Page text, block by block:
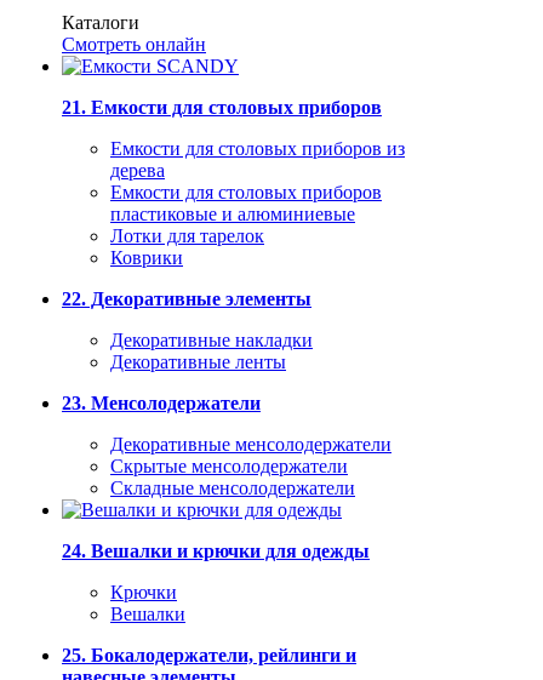
Каталоги
Смотреть онлайн
21. Емкости для столовых приборов
Емкости для столовых приборов из
дерева
Емкости для столовых приборов
пластиковые и алюминиевые
Лотки для тарелок
Коврики
22. Декоративные элементы
Декоративные накладки
Декоративные ленты
23. Менсолодержатели
Декоративные менсолодержатели
Скрытые менсолодержатели
Складные менсолодержатели
24. Вешалки и крючки для одежды
Крючки
Вешалки
25. Бокалодержатели, рейлинги и